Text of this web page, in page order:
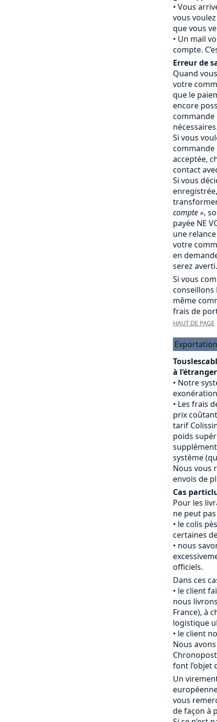
Vous
vous
que vous
Un mail
compte.
Erreur de
Quand
votre
que le
encore
commande
Si vous
commande
acceptée,
contact
Si vous
compte »,
payée NE
une
votre
en
serez averti.
Si vous
conseillons
même
frais de
HAUT DE PAGE
à
Notre
Les frais
prix
tarif
poids
système
Nous vous
envois de
Cas
Pour les
ne peut
le colis
certaines
nous
officiels.
Dans ces
le client
nous
France), à
logistique
le client
Nous
font l’objet
Un
vous
de façon à